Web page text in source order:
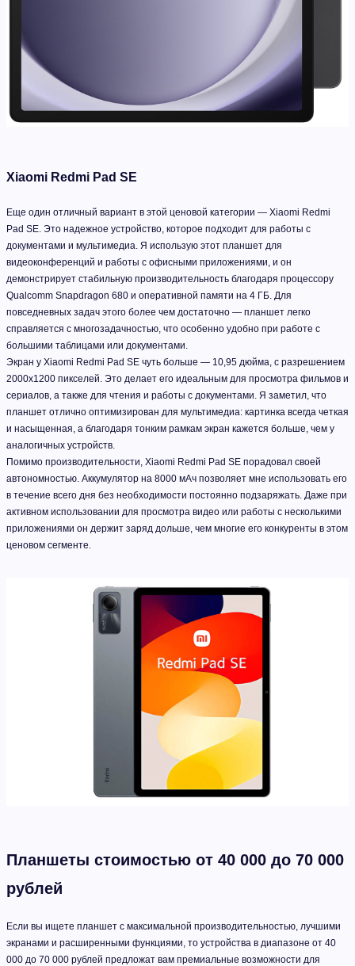
Xiaomi Redmi Pad SE
Еще один отличный вариант в этой ценовой категории — Xiaomi Redmi
Pad SE. Это надежное устройство, которое подходит для работы с
документами и мультимедиа. Я использую этот планшет для
видеоконференций и работы с офисными приложениями, и он
демонстрирует стабильную производительность благодаря процессору
Qualcomm Snapdragon 680 и оперативной памяти на 4 ГБ. Для
повседневных задач этого более чем достаточно — планшет легко
справляется с многозадачностью, что особенно удобно при работе с
большими таблицами или документами.
Экран у Xiaomi Redmi Pad SE чуть больше — 10,95 дюйма, с разрешением
2000x1200 пикселей. Это делает его идеальным для просмотра фильмов и
сериалов, а также для чтения и работы с документами. Я заметил, что
планшет отлично оптимизирован для мультимедиа: картинка всегда четкая
и насыщенная, а благодаря тонким рамкам экран кажется больше, чем у
аналогичных устройств.
Помимо производительности, Xiaomi Redmi Pad SE порадовал своей
автономностью. Аккумулятор на 8000 мАч позволяет мне использовать его
в течение всего дня без необходимости постоянно подзаряжать. Даже при
активном использовании для просмотра видео или работы с несколькими
приложениями он держит заряд дольше, чем многие его конкуренты в этом
ценовом сегменте.
Планшеты стоимостью от 40 000 до 70 000
рублей
Если вы ищете планшет с максимальной производительностью, лучшими
экранами и расширенными функциями, то устройства в диапазоне от 40
000 до 70 000 рублей предложат вам премиальные возможности для